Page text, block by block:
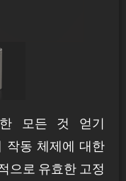
모든 것 얻기
작동 체제에 대한
으로 유효한 고정